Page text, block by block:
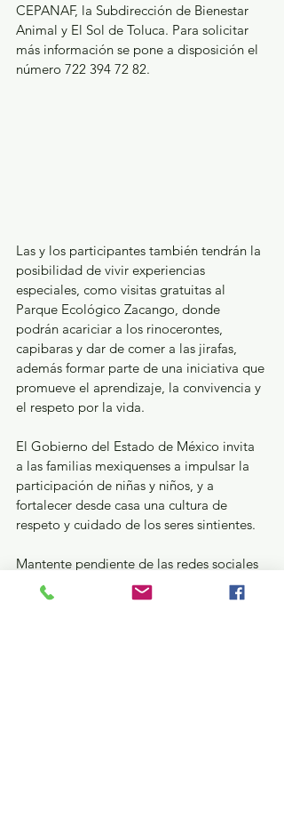
CEPANAF, la Subdirección de Bienestar
Animal y El Sol de Toluca. Para solicitar
más información se pone a disposición el
número 722 394 72 82.
Las y los participantes también tendrán la
posibilidad de vivir experiencias
especiales, como visitas gratuitas al
Parque Ecológico Zacango, donde
podrán acariciar a los rinocerontes,
capibaras y dar de comer a las jirafas,
además formar parte de una iniciativa que
promueve el aprendizaje, la convivencia y
el respeto por la vida.
El Gobierno del Estado de México invita
a las familias mexiquenses a impulsar la
participación de niñas y niños, y a
fortalecer desde casa una cultura de
respeto y cuidado de los seres sintientes.
Mantente pendiente de las redes sociales
oficiales de CEPANAF, donde se
compartirán más actividades y sorpresas